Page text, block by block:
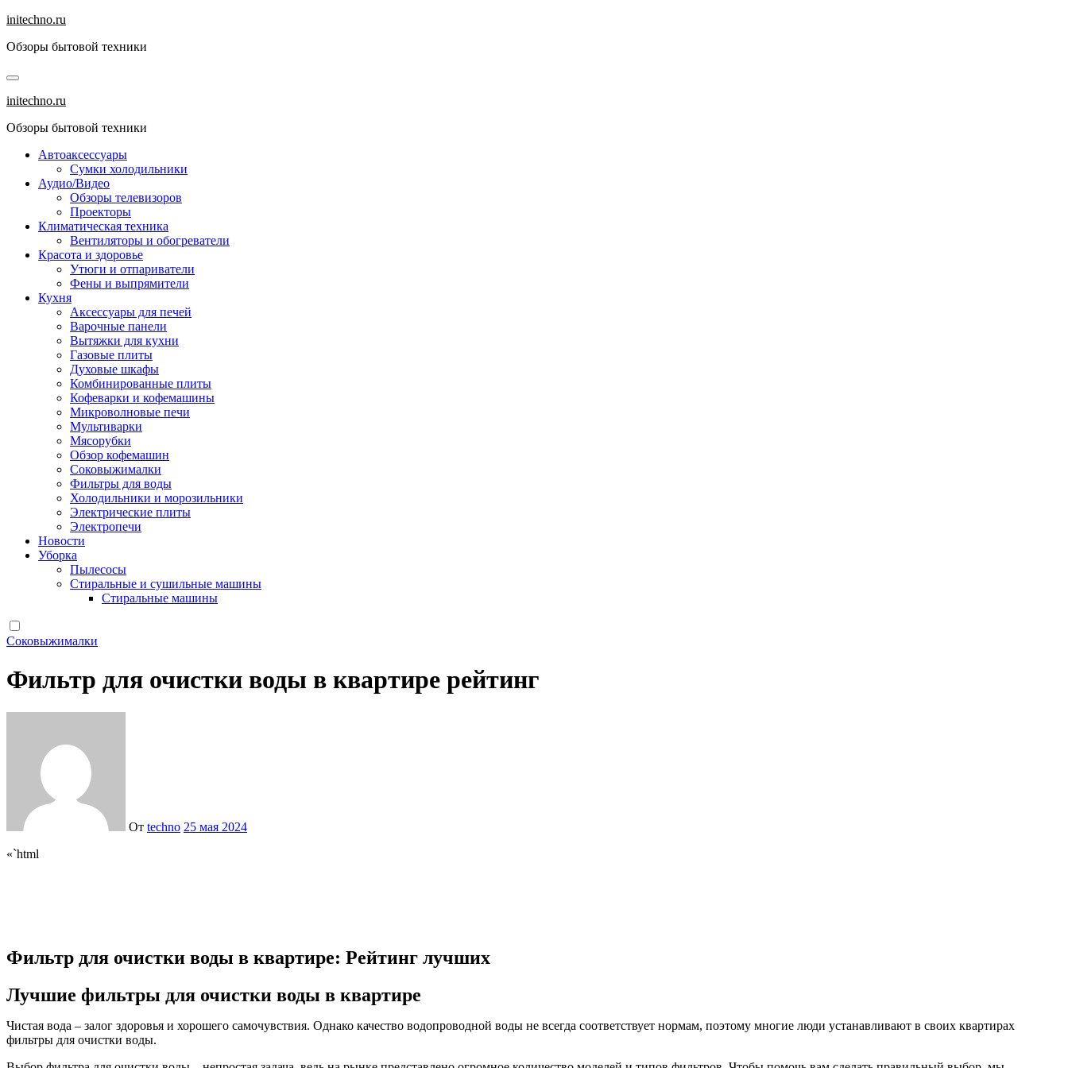
Перейти
содержанию
initechno.ru
Обзоры бытовой техники
initechno.ru
Обзоры бытовой техники
Автоаксессуары
Сумки холодильники
Аудио/Видео
Обзоры телевизоров
Проекторы
Климатическая техника
Вентиляторы и обогреватели
Красота и здоровье
Утюги и отпариватели
Фены и выпрямители
Кухня
Аксессуары для печей
Варочные панели
Вытяжки для кухни
Газовые плиты
Духовые шкафы
Комбинированные плиты
Кофеварки и кофемашины
Микроволновые печи
Мультиварки
Мясорубки
Обзор кофемашин
Соковыжималки
Фильтры для воды
Холодильники и морозильники
Электрические плиты
Электропечи
Новости
Уборка
Пылесосы
Стиральные и сушильные машины
Стиральные машины
Соковыжималки
Фильтр для очистки воды в квартире рейтинг
От techno 25 мая 2024
«`html
Фильтр для очистки воды в квартире: Рейтинг лучших
Лучшие фильтры для очистки воды в квартире
Чистая вода – залог здоровья и хорошего самочувствия. Однако качество водопроводной воды не всегда соответствует нормам, поэтому многие люди устанавливают в своих квартирах
фильтры для очистки воды.